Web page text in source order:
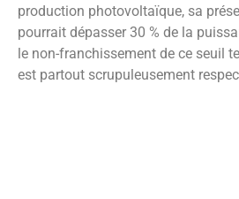
production photovoltaïque, sa
pourrait dépasser 30 % de la
le non-franchissement de ce seuil
est partout scrupuleusement